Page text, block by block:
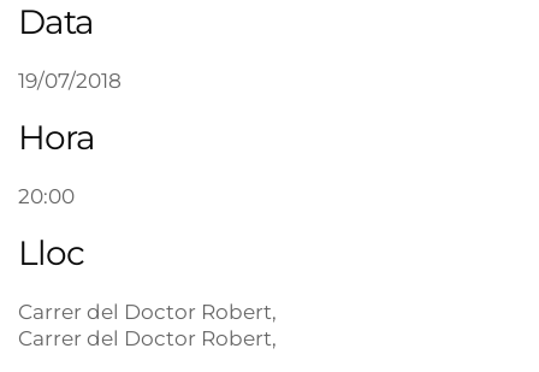
Data
19/07/2018
Hora
20:00
Lloc
Carrer del Doctor Robert,
Carrer del Doctor Robert,